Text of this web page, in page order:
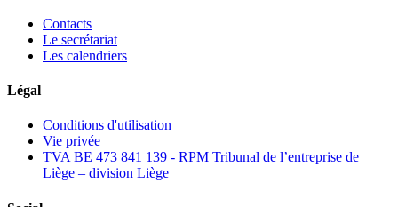
Contacts
Le secrétariat
Les calendriers
Légal
Conditions d'utilisation
Vie privée
TVA BE 473 841 139 - RPM Tribunal de l’entreprise de
Liège – division Liège